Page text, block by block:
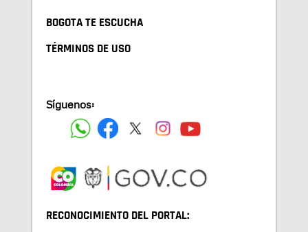
BOGOTA TE ESCUCHA
TÉRMINOS DE USO
Síguenos:
RECONOCIMIENTO DEL PORTAL: